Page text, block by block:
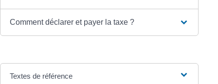
Comment déclarer et payer la taxe ?
Textes de référence